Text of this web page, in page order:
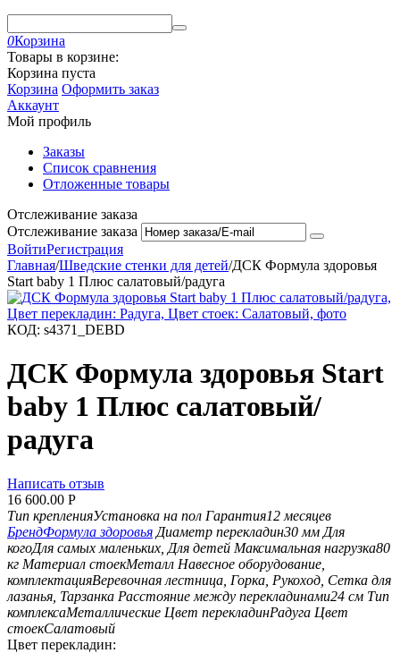
0Корзина
Товары в корзине:
Корзина пуста
Корзина Оформить заказ
Аккаунт
Мой профиль
Заказы
Список сравнения
Отложенные товары
Отслеживание заказа
Отслеживание заказа
ВойтиРегистрация
Главная/Шведские стенки для детей/ДСК Формула здоровья
Start baby 1 Плюс салатовый/радуга
КОД: s4371_DEBD
ДСК Формула здоровья Start
baby 1 Плюс салатовый/
радуга
Написать отзыв
16 600.00 Р
Тип крепленияУстановка на пол Гарантия12 месяцев
БрендФормула здоровья Диаметр перекладин30 мм Для
когоДля самых маленьких, Для детей Максимальная нагрузка80
кг Материал стоекМеталл Навесное оборудование,
комплектацияВеревочная лестница, Горка, Рукоход, Сетка для
лазанья, Тарзанка Расстояние между перекладинами24 см Тип
комплексаМеталлические Цвет перекладинРадуга Цвет
стоекСалатовый
Цвет перекладин: